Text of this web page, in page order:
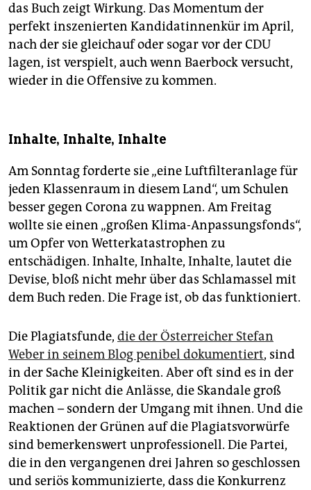
das Buch zeigt Wirkung. Das Momentum der
perfekt inszenierten Kandidatinnenkür im April,
nach der sie gleichauf oder sogar vor der CDU
lagen, ist verspielt, auch wenn Baerbock versucht,
wieder in die Offensive zu kommen.
Inhalte, Inhalte, Inhalte
Am Sonntag forderte sie „eine Luftfilteranlage für
jeden Klassenraum in diesem Land“, um Schulen
besser gegen Corona zu wappnen. Am Freitag
wollte sie einen „großen Klima-Anpassungsfonds“,
um Opfer von Wetterkatastrophen zu
entschädigen. Inhalte, Inhalte, Inhalte, lautet die
Devise, bloß nicht mehr über das Schlamassel mit
dem Buch reden. Die Frage ist, ob das funktioniert.
Die Plagiatsfunde, die der Österreicher Stefan
Weber in seinem Blog penibel dokumentiert, sind
in der Sache Kleinigkeiten. Aber oft sind es in der
Politik gar nicht die Anlässe, die Skandale groß
machen – sondern der Umgang mit ihnen. Und die
Reaktionen der Grünen auf die Plagiatsvorwürfe
sind bemerkenswert unprofessionell. Die Partei,
die in den vergangenen drei Jahren so geschlossen
und seriös kommunizierte, dass die Konkurrenz